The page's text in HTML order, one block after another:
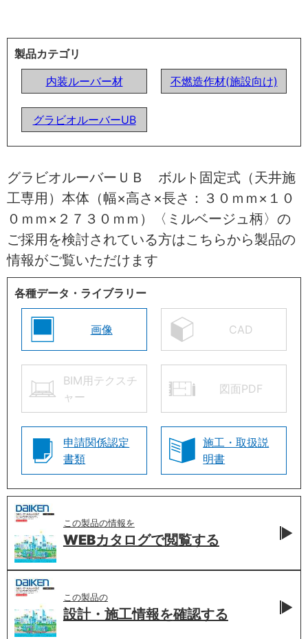
製品カテゴリ
内装ルーバー材
不燃造作材(施設向け)
グラビオルーバーUB
グラビオルーバーＵＢ ボルト固定式（天井施
工専用）本体（幅×高さ×長さ：３０ｍｍ×１０
０ｍｍ×２７３０ｍｍ）〈ミルベージュ柄〉の
ご採用を検討されている方はこちらから製品の
情報がご覧いただけます
各種データ・ライブラリー
画像 CAD
BIM用テクスチ
ャー
図面PDF
申請関係認定
書類
施工・取扱説
明書
この製品の情報を
WEBカタログで閲覧する
この製品の
設計・施工情報を確認する